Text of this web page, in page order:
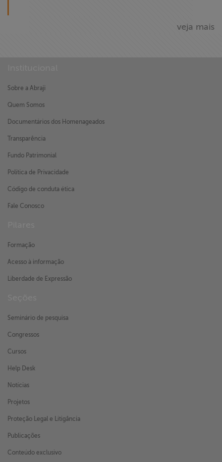
veja mais
Sobre a Abraji
Quem Somos
Documentários dos Homenageados
Transparência
Fundo Patrimonial
Política de Privacidade
Código de conduta ética
Fale Conosco
Formação
Acesso à informação
Liberdade de Expressão
Seminário de pesquisa
Congressos
Cursos
Help Desk
Notícias
Projetos
Proteção Legal e Litigância
Publicações
Conteúdo exclusivo